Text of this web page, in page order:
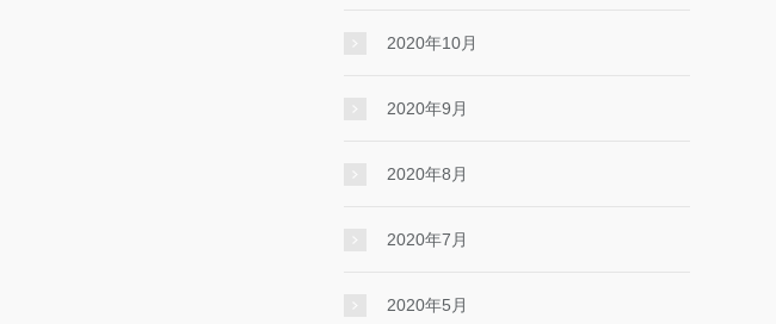
2020年10月
2020年9月
2020年8月
2020年7月
2020年5月